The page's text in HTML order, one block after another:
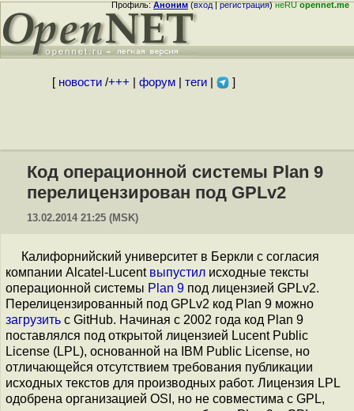
Профиль:Аноним(вход|регистрация)неRUopennet.me
[ новости/+++ форум| теги| ]
Код операционной системы Plan 9
перелицензирован под GPLv2
13.02.2014 21:25 (MSK)
Калифорнийский университет в Беркли с согласия
компании Alcatel-Lucent выпустил исходные тексты
операционной системы Plan 9 под лицензией GPLv2.
Перелицензированный под GPLv2 код Plan 9 можно
загрузить с GitHub. Начиная с 2002 года код Plan 9
поставлялся под открытой лицензией Lucent Public
License (LPL), основанной на IBM Public License, но
отличающейся отсутствием требования публикации
исходных текстов для производных работ. Лицензия LPL
одобрена организацией OSI, но не совместима с GPL,